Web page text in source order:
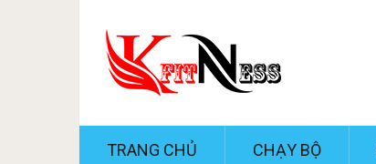
TRANG CHỦ CHẠY BỘ